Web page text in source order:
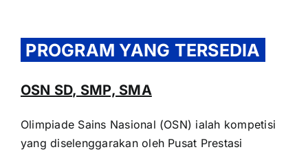
CONTACT US
PROGRAM YANG TERSEDIA
OSN SD, SMP, SMA
Olimpiade Sains Nasional (OSN) ialah kompetisi
yang diselenggarakan oleh Pusat Prestasi